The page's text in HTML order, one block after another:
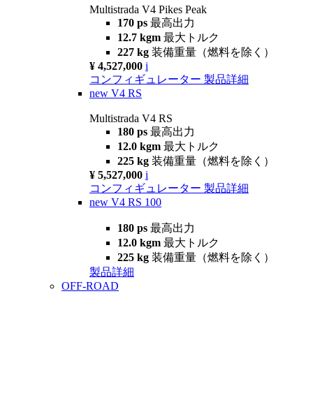
Multistrada V4 Pikes Peak
170 ps 最高出力
12.7 kgm 最大トルク
227 kg 装備重量（燃料を除く）
¥ 4,527,000 i
コンフィギュレーター 製品詳細
new V4 RS
Multistrada V4 RS
180 ps 最高出力
12.0 kgm 最大トルク
225 kg 装備重量（燃料を除く）
¥ 5,527,000 i
コンフィギュレーター 製品詳細
new V4 RS 100
180 ps 最高出力
12.0 kgm 最大トルク
225 kg 装備重量（燃料を除く）
製品詳細
OFF-ROAD